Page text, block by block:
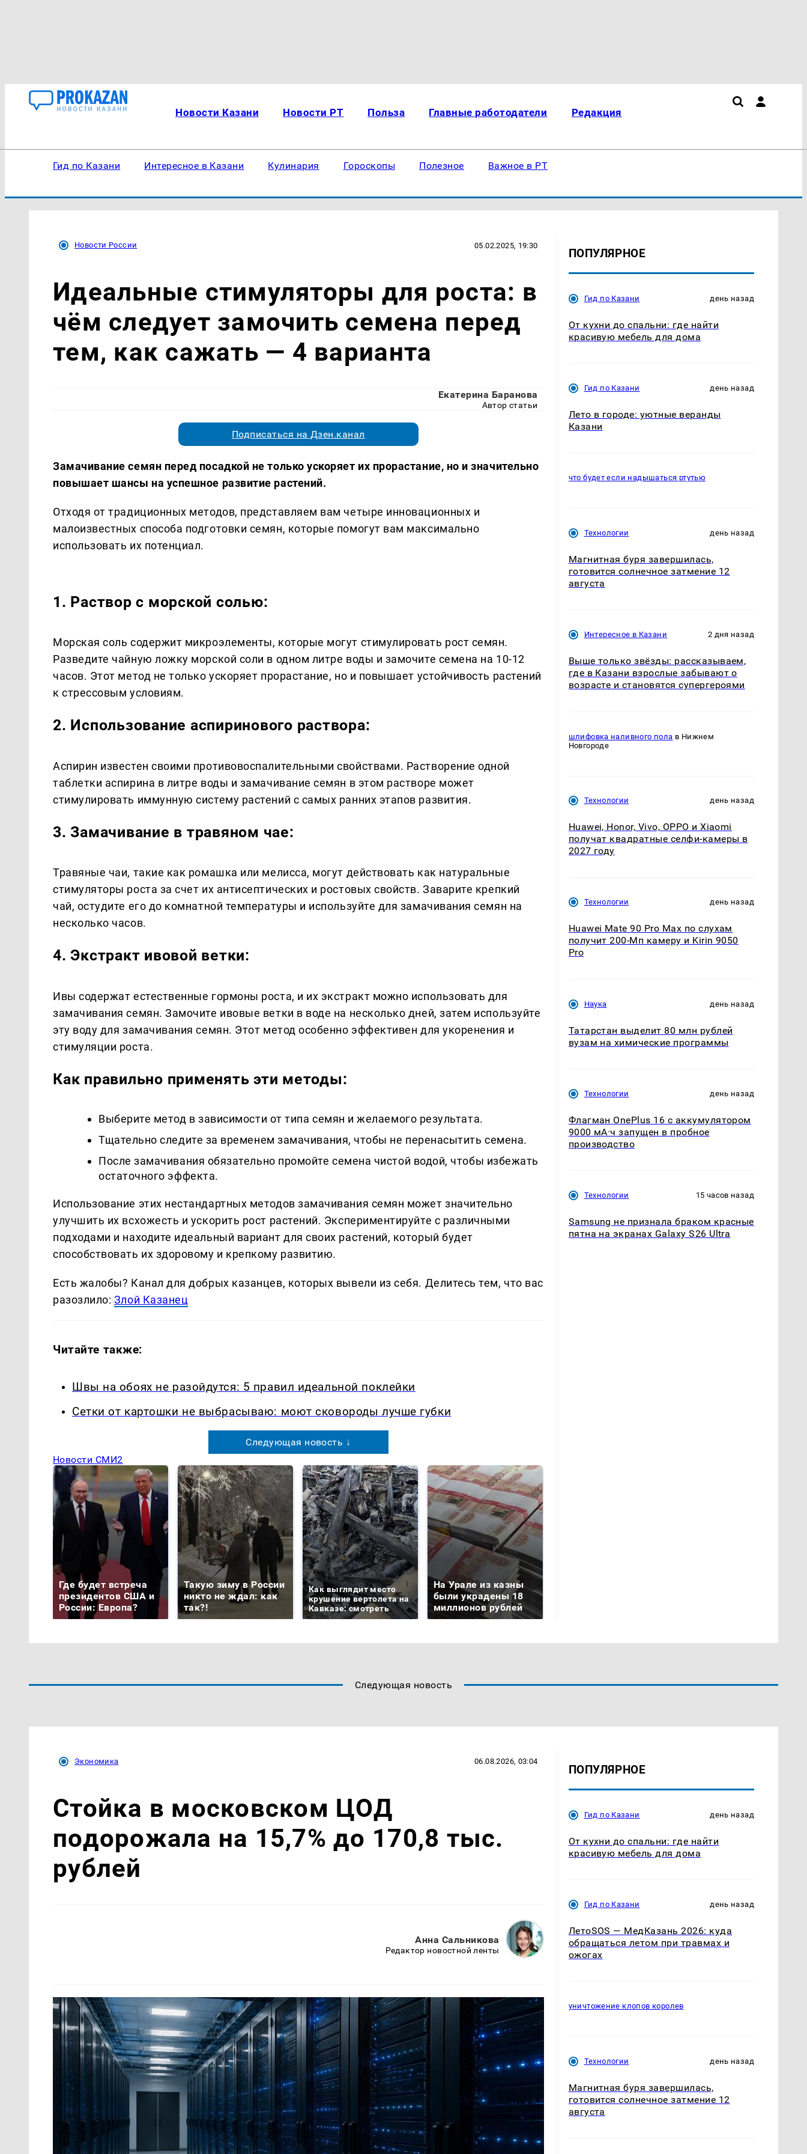
Новости Казани Новости РТ Польза Главные работодатели Редакция
Гид по Казани Интересное в Казани Кулинария Гороскопы Полезное Важное в РТ
Новости России 05.02.2025, 19:30
Идеальные стимуляторы для роста: в
чём следует замочить семена перед
тем, как сажать — 4 варианта
Екатерина Баранова
Автор статьи
Подписаться на Дзен.канал
Замачивание семян перед посадкой не только ускоряет их прорастание, но и значительно
повышает шансы на успешное развитие растений.
Отходя от традиционных методов, представляем вам четыре инновационных и
малоизвестных способа подготовки семян, которые помогут вам максимально
использовать их потенциал.
1. Раствор с морской солью:
Морская соль содержит микроэлементы, которые могут стимулировать рост семян.
Разведите чайную ложку морской соли в одном литре воды и замочите семена на 10-12
часов. Этот метод не только ускоряет прорастание, но и повышает устойчивость растений
к стрессовым условиям.
2. Использование аспиринового раствора:
Аспирин известен своими противовоспалительными свойствами. Растворение одной
таблетки аспирина в литре воды и замачивание семян в этом растворе может
стимулировать иммунную систему растений с самых ранних этапов развития.
3. Замачивание в травяном чае:
Травяные чаи, такие как ромашка или мелисса, могут действовать как натуральные
стимуляторы роста за счет их антисептических и ростовых свойств. Заварите крепкий
чай, остудите его до комнатной температуры и используйте для замачивания семян на
несколько часов.
4. Экстракт ивовой ветки:
Ивы содержат естественные гормоны роста, и их экстракт можно использовать для
замачивания семян. Замочите ивовые ветки в воде на несколько дней, затем используйте
эту воду для замачивания семян. Этот метод особенно эффективен для укоренения и
стимуляции роста.
Как правильно применять эти методы:
Выберите метод в зависимости от типа семян и желаемого результата.
Тщательно следите за временем замачивания, чтобы не перенасытить семена.
После замачивания обязательно промойте семена чистой водой, чтобы избежать
остаточного эффекта.
Использование этих нестандартных методов замачивания семян может значительно
улучшить их всхожесть и ускорить рост растений. Экспериментируйте с различными
подходами и находите идеальный вариант для своих растений, который будет
способствовать их здоровому и крепкому развитию.
Есть жалобы? Канал для добрых казанцев, которых вывели из себя. Делитеcь тем, что вас
разозлило: Злой Казанец
Читайте также:
Швы на обоях не разойдутся: 5 правил идеальной поклейки
Сетки от картошки не выбрасываю: моют сковороды лучше губки
Следующая новость ↓
Новости СМИ2
Где будет встреча
президентов США и
России: Европа?
Такую зиму в России
никто не ждал: как
так?!
Как выглядит место
крушение вертолета на
Кавказе: смотреть
На Урале из казны
были украдены 18
миллионов рублей
ПОПУЛЯРНОЕ
Гид по Казани день назад
От кухни до спальни: где найти
красивую мебель для дома
Гид по Казани день назад
Лето в городе: уютные веранды
Казани
что будет если надышаться ртутью
Технологии день назад
Магнитная буря завершилась,
готовится солнечное затмение 12
августа
Интересное в Казани 2 дня назад
Выше только звёзды: рассказываем,
где в Казани взрослые забывают о
возрасте и становятся супергероями
шлифовка наливного пола в Нижнем
Новгороде
Технологии день назад
Huawei, Honor, Vivo, OPPO и Xiaomi
получат квадратные селфи-камеры в
2027 году
Технологии день назад
Huawei Mate 90 Pro Max по слухам
получит 200-Мп камеру и Kirin 9050
Pro
Наука день назад
Татарстан выделит 80 млн рублей
вузам на химические программы
Технологии день назад
Флагман OnePlus 16 с аккумулятором
9000 мА·ч запущен в пробное
производство
Технологии 15 часов назад
Samsung не признала браком красные
пятна на экранах Galaxy S26 Ultra
Следующая новость
Экономика 06.08.2026, 03:04
Стойка в московском ЦОД
подорожала на 15,7% до 170,8 тыс.
рублей
Анна Сальникова
Редактор новостной ленты
ПОПУЛЯРНОЕ
Гид по Казани день назад
От кухни до спальни: где найти
красивую мебель для дома
Гид по Казани день назад
ЛетоSOS — МедКазань 2026: куда
обращаться летом при травмах и
ожогах
уничтожение клопов королев
Технологии день назад
Магнитная буря завершилась,
готовится солнечное затмение 12
августа